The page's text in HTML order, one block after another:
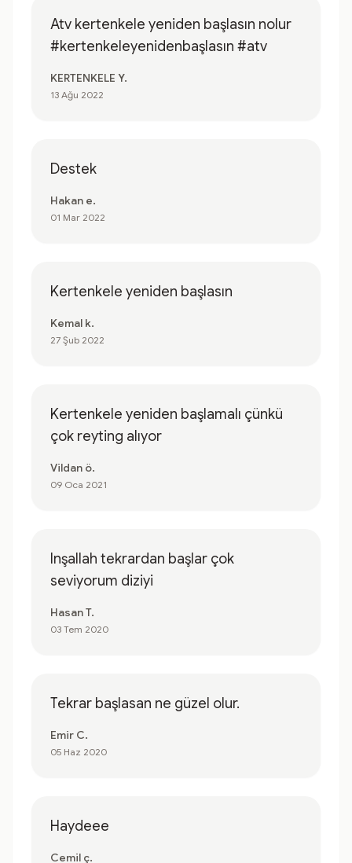
Atv kertenkele yeniden başlasın nolur
#kertenkeleyenidenbaşlasın #atv
KERTENKELE Y.
13 Ağu 2022
Destek
Hakan e.
01 Mar 2022
Kertenkele yeniden başlasın
Kemal k.
27 Şub 2022
Kertenkele yeniden başlamalı çünkü
çok reyting alıyor
Vildan ö.
09 Oca 2021
Inşallah tekrardan başlar çok
seviyorum diziyi
Hasan T.
03 Tem 2020
Tekrar başlasan ne güzel olur.
Emir C.
05 Haz 2020
Haydeee
Cemil ç.